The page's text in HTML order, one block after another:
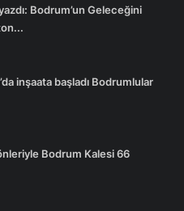
Bodrum’un Geleceğini
inşaata başladı Bodrumlular
Bodrum Kalesi 66